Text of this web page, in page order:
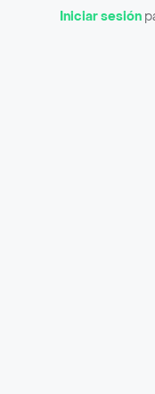
Iniciar sesión